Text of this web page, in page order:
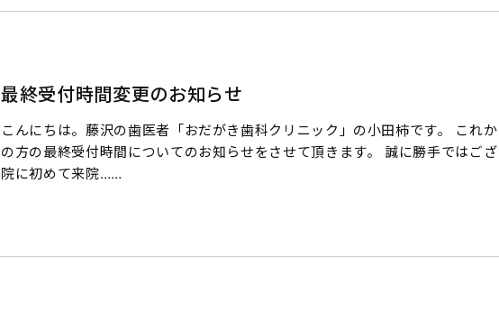
最終受付時間変更のお知らせ
こんにちは。藤沢の歯医者「おだがき歯科クリニック」の小田柿です。 これ
の方の最終受付時間についてのお知らせをさせて頂きます。 誠に勝手ではご
院に初めて来院……